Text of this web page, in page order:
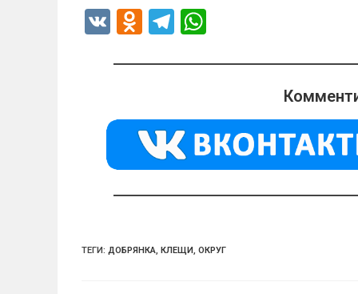
V
O
n
kl
a
ss
ni
T
e
a
m
at
A
p
p
ТЕГИ: ДОБРЯНКА, КЛЕЩИ, ОКРУГ